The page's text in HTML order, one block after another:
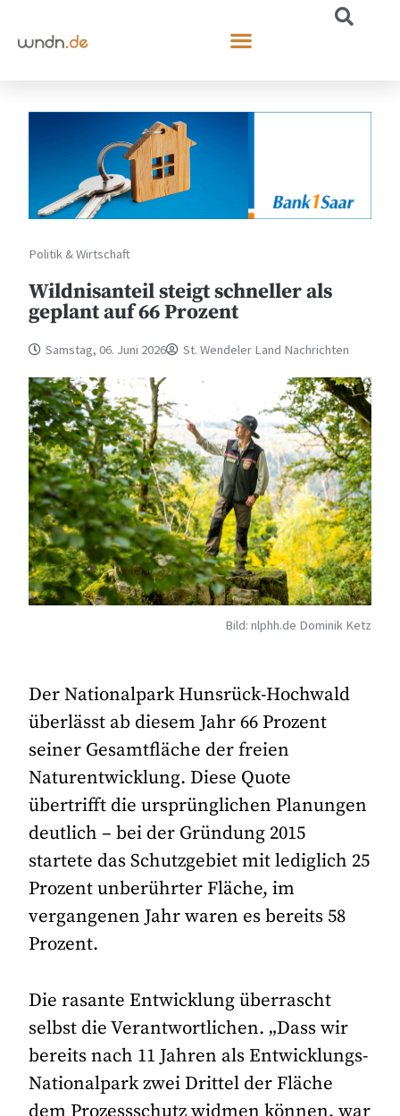
Politik & Wirtschaft
Wildnisanteil steigt schneller als
geplant auf 66 Prozent
Samstag, 06. Juni 2026 St. Wendeler Land Nachrichten
Bild: nlphh.de Dominik Ketz
Der Nationalpark Hunsrück-Hochwald
überlässt ab diesem Jahr 66 Prozent
seiner Gesamtfläche der freien
Naturentwicklung. Diese Quote
übertrifft die ursprünglichen Planungen
deutlich – bei der Gründung 2015
startete das Schutzgebiet mit lediglich 25
Prozent unberührter Fläche, im
vergangenen Jahr waren es bereits 58
Prozent.
Die rasante Entwicklung überrascht
selbst die Verantwortlichen. „Dass wir
bereits nach 11 Jahren als Entwicklungs-
Nationalpark zwei Drittel der Fläche
dem Prozessschutz widmen können, war